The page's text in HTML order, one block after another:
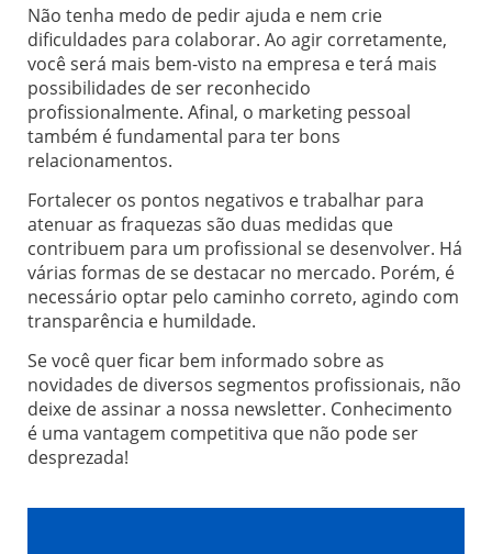
Não tenha medo de pedir ajuda e nem crie
dificuldades para colaborar. Ao agir corretamente,
você será mais bem-visto na empresa e terá mais
possibilidades de ser reconhecido
profissionalmente. Afinal, o marketing pessoal
também é fundamental para ter bons
relacionamentos.
Fortalecer os pontos negativos e trabalhar para
atenuar as fraquezas são duas medidas que
contribuem para um profissional se desenvolver. Há
várias formas de se destacar no mercado. Porém, é
necessário optar pelo caminho correto, agindo com
transparência e humildade.
Se você quer ficar bem informado sobre as
novidades de diversos segmentos profissionais, não
deixe de assinar a nossa newsletter. Conhecimento
é uma vantagem competitiva que não pode ser
desprezada!